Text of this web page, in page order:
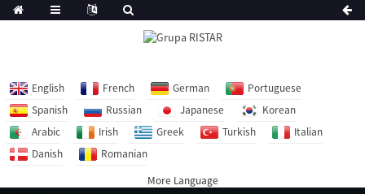
English French German
Portuguese
Spanish
Russian Japanese
Korean
Arabic
Irish Greek Turkish
Italian
Danish
Romanian
More Language